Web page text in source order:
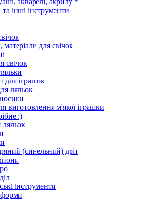
інші інструменти
для свічок
свічок
для іграшок
ляльок
виготовлення м'якої іграшки
:)
ляльок
(синельний) дріт
інструменти
форми